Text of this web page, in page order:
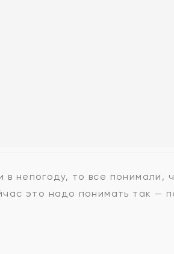
непогоду, то все понимали,
это надо понимать так —